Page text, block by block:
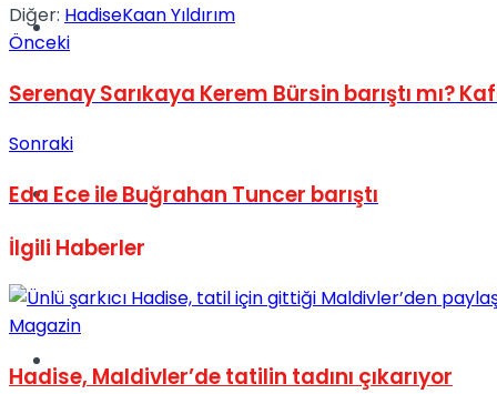
Türkiye
Müzik
No Result
View All Result
Diğer: HadiseKaan Yıldırım
Önceki
Serenay Sarıkaya Kerem Bürsin barıştı mı?
Sonraki
Eda Ece ile Buğrahan Tuncer barıştı
İlgili Haberler
Magazin
Hadise, Maldivler’de tatilin tadını çıkarıyor